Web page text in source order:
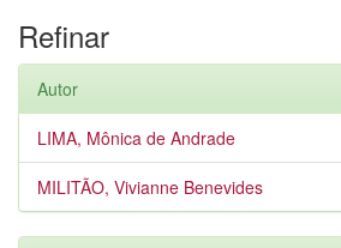
Refinar
Autor
LIMA, Mônica de Andrade
MILITÃO, Vivianne Benevides